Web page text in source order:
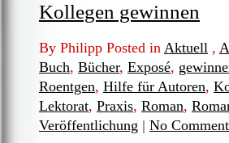
Kollegen gewinnen
By Philipp Posted in Aktuell ,
Buch, Bücher, Exposé,
Roentgen, Hilfe für Autoren,
Lektorat, Praxis, Roman,
Veröffentlichung | No